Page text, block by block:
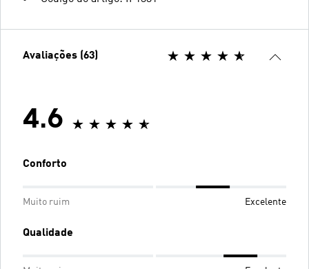
Avaliações (63)
4.6
Conforto
Muito ruim Excelente
Qualidade